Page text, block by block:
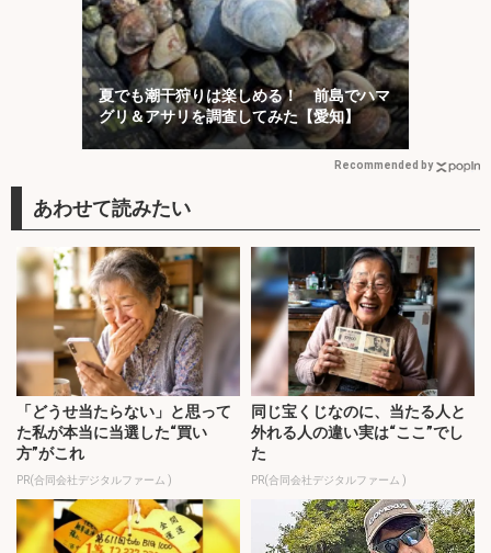
夏でも潮干狩りは楽しめる！ 前島でハマ
グリ＆アサリを調査してみた【愛知】
Recommended by
「どうせ当たらない」と思って
た私が本当に当選した“買い
方”がこれ
PR(合同会社デジタルファーム )
同じ宝くじなのに、当たる人と
外れる人の違い実は“ここ”でし
た
PR(合同会社デジタルファーム )